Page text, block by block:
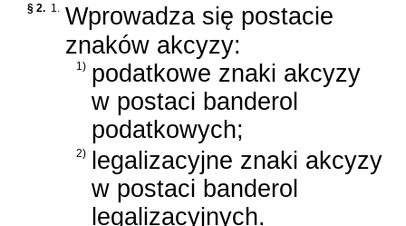
§ 2. 1.
Wprowadza się postacie
znaków akcyzy:
1) podatkowe znaki akcyzy
w postaci banderol
podatkowych;
2)
legalizacyjne znaki akcyzy
w postaci banderol
legalizacyjnych.